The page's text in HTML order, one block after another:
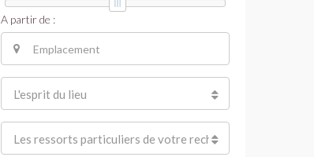
A partir de :
L'esprit du lieu
Les ressorts particuliers de votre recherche